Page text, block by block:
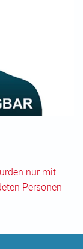
nur mit
Personen